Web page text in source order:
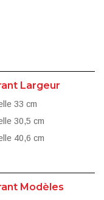
Largeur
33 cm
30,5 cm
40,6 cm
Modèles